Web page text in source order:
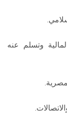
وتسلم عنه